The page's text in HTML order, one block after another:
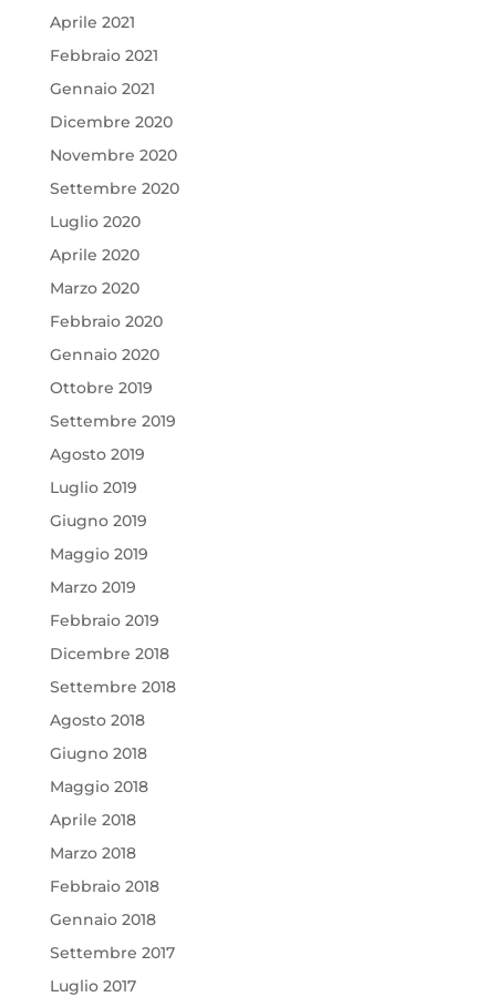
Aprile 2021
Febbraio 2021
Gennaio 2021
Dicembre 2020
Novembre 2020
Settembre 2020
Luglio 2020
Aprile 2020
Marzo 2020
Febbraio 2020
Gennaio 2020
Ottobre 2019
Settembre 2019
Agosto 2019
Luglio 2019
Giugno 2019
Maggio 2019
Marzo 2019
Febbraio 2019
Dicembre 2018
Settembre 2018
Agosto 2018
Giugno 2018
Maggio 2018
Aprile 2018
Marzo 2018
Febbraio 2018
Gennaio 2018
Settembre 2017
Luglio 2017